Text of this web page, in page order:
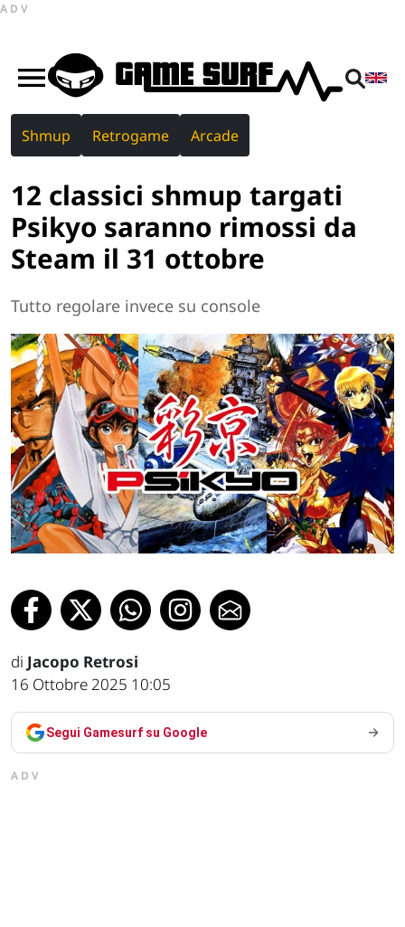
ADV
Shmup Retrogame Arcade
12 classici shmup targati
Psikyo saranno rimossi da
Steam il 31 ottobre
Tutto regolare invece su console
di Jacopo Retrosi
16 Ottobre 2025 10:05
Segui Gamesurf su Google
ADV